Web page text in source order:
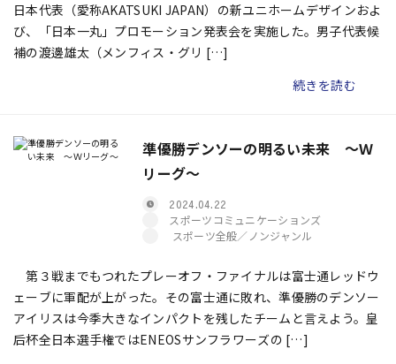
日本代表（愛称AKATSUKI JAPAN）の新ユニホームデザインおよ
び、「日本一丸」プロモーション発表会を実施した。男子代表候
補の渡邊雄太（メンフィス・グリ […]
続きを読む
準優勝デンソーの明るい未来 〜Ｗ
リーグ〜
2024.04.22
スポーツコミュニケーションズ
スポーツ全般／ノンジャンル
第３戦までもつれたプレーオフ・ファイナルは富士通レッドウ
ェーブに軍配が上がった。その富士通に敗れ、準優勝のデンソー
アイリスは今季大きなインパクトを残したチームと言えよう。皇
后杯全日本選手権ではENEOSサンフラワーズの […]